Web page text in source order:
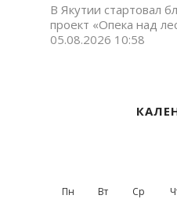
В Якутии стартовал
проект «Опека над
05.08.2026 10:58
Пн Вт Ср